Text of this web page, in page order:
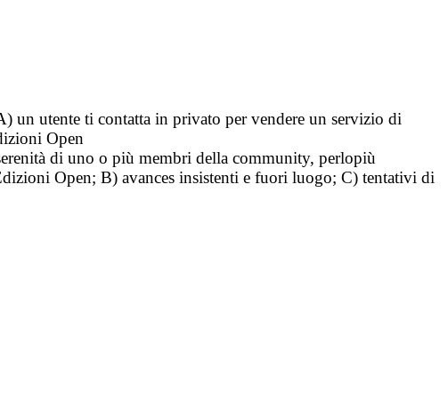
un utente ti contatta in privato per vendere un servizio di
Open
di uno o più membri della community, perlopiù
Open; B) avances insistenti e fuori luogo; C) tentativi di